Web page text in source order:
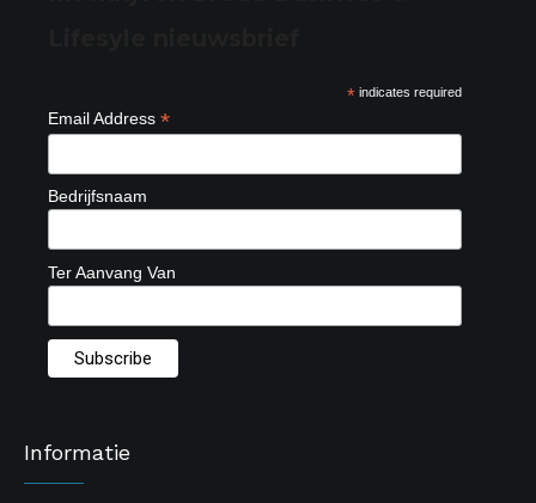
*indicates required
Email Address *
Bedrijfsnaam
Ter Aanvang Van
Informatie